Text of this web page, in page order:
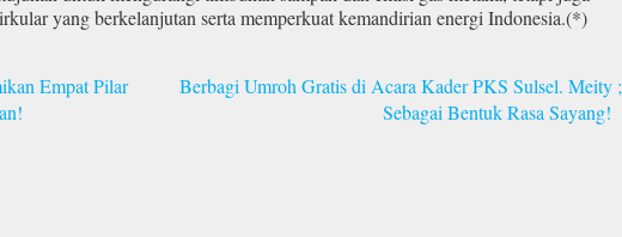
yang berkelanjutan serta memperkuat kemandirian energi Indonesia.(*)
Empat Pilar
Berbagi Umroh Gratis di Acara Kader PKS Sulsel. Meity ;
Sebagai Bentuk Rasa Sayang!